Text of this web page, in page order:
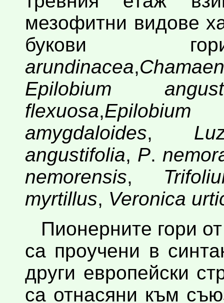
мезофитни видове
букови
arundinacea,
Epilobium
flexuosa,Epilobium
amygdaloides,
angustifolia, P.
nemorensis,
myrtillus, Veronica
Пионерните гори
са проучени в
други европейски
са отнасяни към